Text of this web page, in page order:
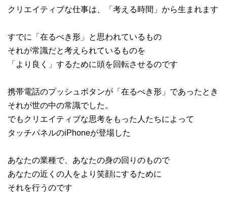
クリエイティブな仕事は、「考える時間」から生まれます
すでに「在るべき形」と思われているもの
それが常識だと考えられているものを
「より良く」するために頭を回転させるのです
携帯電話のプッシュボタンが「在るべき形」であったとき
それが世の中の常識でした。
でもクリエイティブな思考をもった人たちによって
タッチパネルのiPhoneが登場した
あなたの業種で、あなたの身の回りのもので
あなたの近くの人をより笑顔にするために
それを行うのです